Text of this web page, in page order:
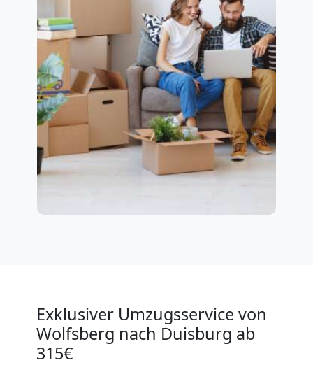
Exklusiver Umzugsservice von
Wolfsberg nach Duisburg ab
315€